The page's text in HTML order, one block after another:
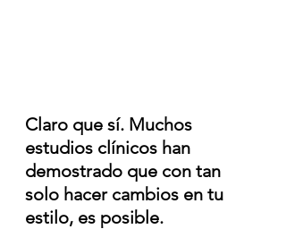
Claro que sí. Muchos
estudios clínicos han
demostrado que con tan
solo hacer cambios en tu
estilo, es posible.